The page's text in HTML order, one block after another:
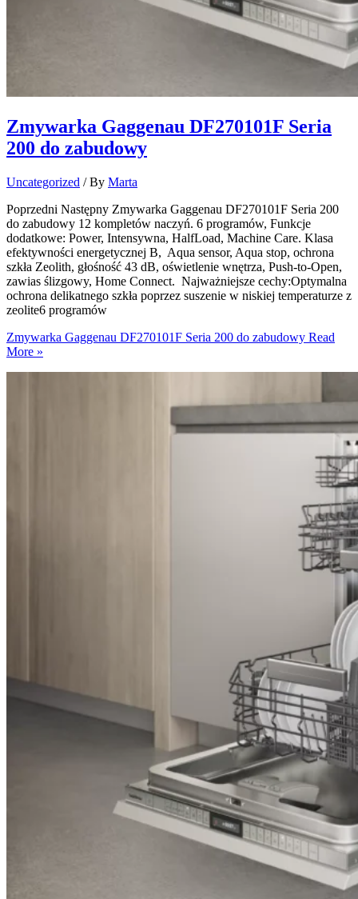
Zmywarka Gaggenau DF270101F Seria
200 do zabudowy
Uncategorized / By Marta
Poprzedni Następny Zmywarka Gaggenau DF270101F Seria 200
do zabudowy 12 kompletów naczyń. 6 programów, Funkcje
dodatkowe: Power, Intensywna, HalfLoad, Machine Care. Klasa
efektywności energetycznej B, Aqua sensor, Aqua stop, ochrona
szkła Zeolith, głośność 43 dB, oświetlenie wnętrza, Push-to-Open,
zawias ślizgowy, Home Connect. Najważniejsze cechy:Optymalna
ochrona delikatnego szkła poprzez suszenie w niskiej temperaturze z
zeolite6 programów
Zmywarka Gaggenau DF270101F Seria 200 do zabudowy Read
More »